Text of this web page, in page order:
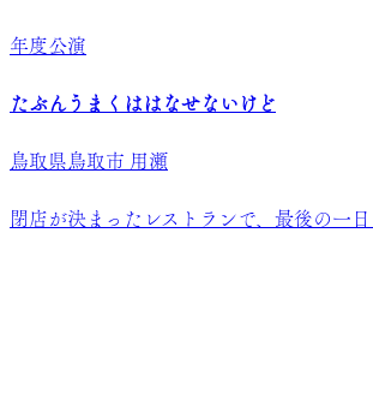
年度公演
たぶんうまくははなせないけど
鳥取県鳥取市 用瀬
閉店が決まったレストランで、最後の一